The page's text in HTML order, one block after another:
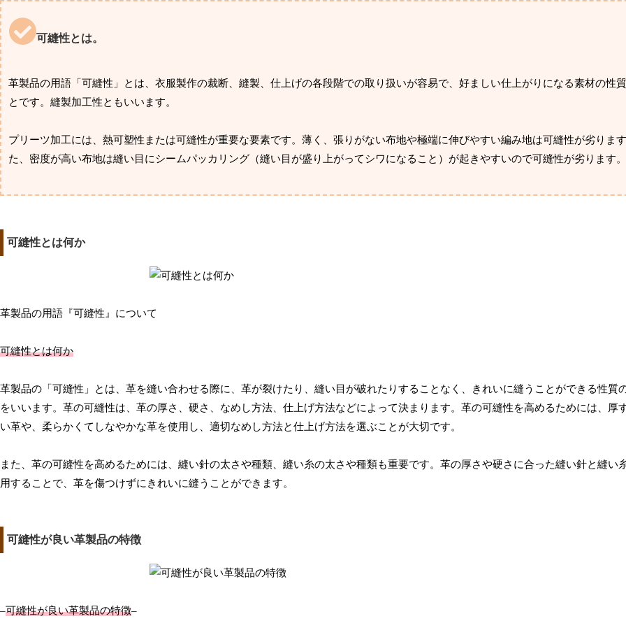
可縫性とは。
革製品の用語「可縫性」とは、衣服製作の裁断、縫製、仕上げの各段階での取り扱いが容易で、好ましい仕上がりになる素材の性
とです。縫製加工性ともいいます。
プリーツ加工には、熱可塑性または可縫性が重要な要素です。薄く、張りがない布地や極端に伸びやすい編み地は可縫性が劣りま
た、密度が高い布地は縫い目にシームパッカリング（縫い目が盛り上がってシワになること）が起きやすいので可縫性が劣ります。
可縫性とは何か
革製品の用語『可縫性』について
可縫性とは何か
革製品の「可縫性」とは、革を縫い合わせる際に、革が裂けたり、縫い目が破れたりすることなく、きれいに縫うことができる性質
をいいます。革の可縫性は、革の厚さ、硬さ、なめし方法、仕上げ方法などによって決まります。革の可縫性を高めるためには、厚
い革や、柔らかくてしなやかな革を使用し、適切なめし方法と仕上げ方法を選ぶことが大切です。
また、革の可縫性を高めるためには、縫い針の太さや種類、縫い糸の太さや種類も重要です。革の厚さや硬さに合った縫い針と縫い
用することで、革を傷つけずにきれいに縫うことができます。
可縫性が良い革製品の特徴
–可縫性が良い革製品の特徴–